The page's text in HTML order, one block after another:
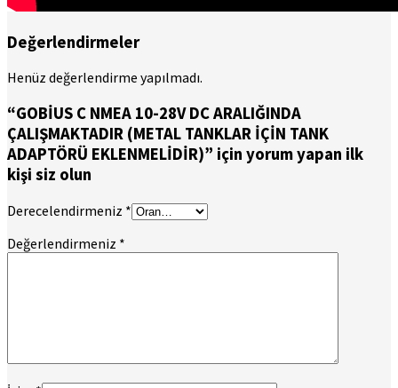
Değerlendirmeler
Henüz değerlendirme yapılmadı.
“GOBİUS C NMEA 10-28V DC ARALIĞINDA
ÇALIŞMAKTADIR (METAL TANKLAR İÇİN TANK
ADAPTÖRÜ EKLENMELİDİR)” için yorum yapan ilk
kişi siz olun
Derecelendirmeniz *
Değerlendirmeniz *